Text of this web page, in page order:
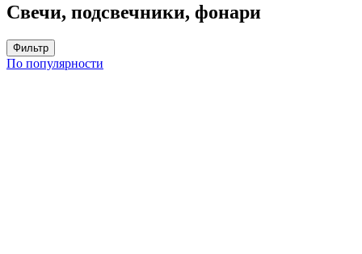
Свечи, подсвечники, фонари
Фильтр
По популярности